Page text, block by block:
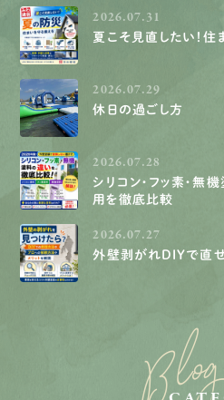
2026.07.31
夏こそ見直したい！
2026.07.29
休日の過ごし方
2026.07.28
シリコン・フッ素・無
用を徹底比較
2026.07.27
外壁剥がれDIYで直せ